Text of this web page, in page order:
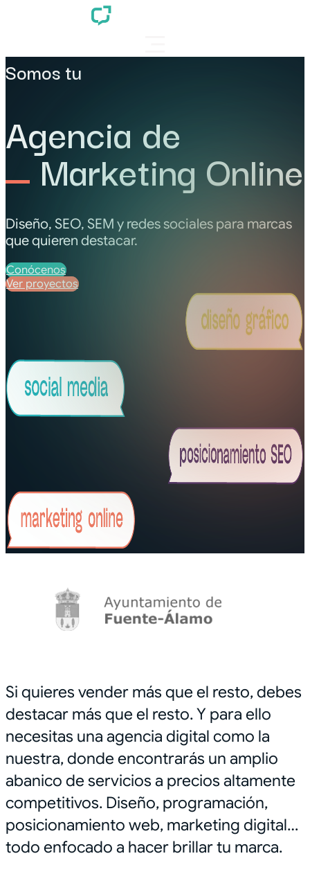
Somos tu
Agencia de
Marketing Online
Diseño, SEO, SEM y redes sociales para marcas
que quieren destacar.
Conócenos
Ver proyectos
Si quieres vender más que el resto, debes
destacar más que el resto. Y para ello
necesitas una agencia digital como la
nuestra, donde encontrarás un amplio
abanico de servicios a precios altamente
competitivos. Diseño, programación,
posicionamiento web, marketing digital…
todo enfocado a hacer brillar tu marca.